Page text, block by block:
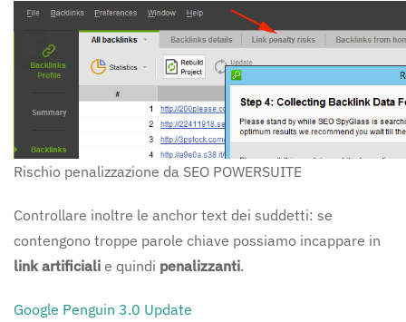
Rischio penalizzazione da SEO POWERSUITE
Controllare inoltre le anchor text dei suddetti: se
contengono troppe parole chiave possiamo incappare in
link artificiali e quindi penalizzanti.
Google Penguin 3.0 Update